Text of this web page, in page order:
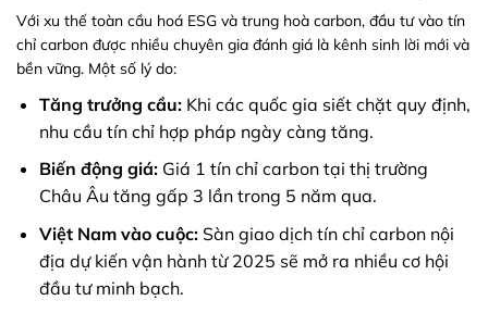
Với xu thế toàn cầu hoá ESG và trung hoà carbon, đầu tư vào tín
chỉ carbon được nhiều chuyên gia đánh giá là kênh sinh lời mới và
bền vững. Một số lý do:
Tăng trưởng cầu:Khi các quốc gia siết chặt quy định,
nhu cầu tín chỉ hợp pháp ngày càng tăng.
Biến động giá:Giá 1 tín chỉ carbon tại thị trường
Châu Âu tăng gấp 3 lần trong 5 năm qua.
Việt Nam vào cuộc:Sàn giao dịch tín chỉ carbon nội
địa dự kiến vận hành từ 2025 sẽ mở ra nhiều cơ hội
đầu tư minh bạch.